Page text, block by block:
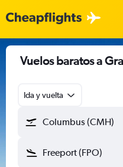
Vuelos baratos a
Ida y vuelta
Columbus (CMH)
Freeport (FPO)